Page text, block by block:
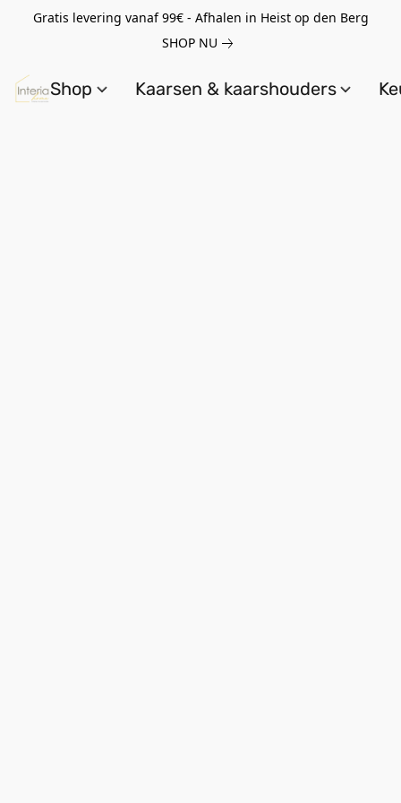
Gratis levering vanaf 99€ - Afhalen in Heist op den Berg
SHOP NU
Shop Kaarsen & kaarshouders